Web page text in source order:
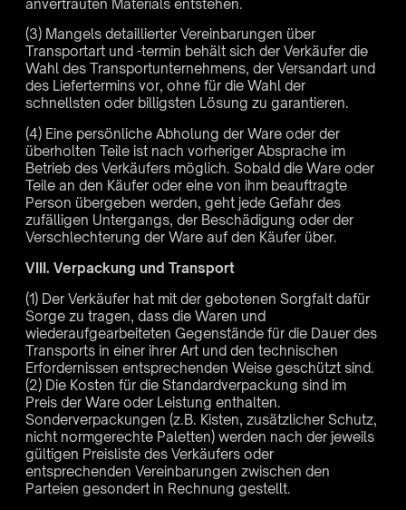
anvertrauten Materials entstehen.
(3) Mangels detaillierter Vereinbarungen über
Transportart und -termin behält sich der Verkäufer die
Wahl des Transportunternehmens, der Versandart und
des Liefertermins vor, ohne für die Wahl der
schnellsten oder billigsten Lösung zu garantieren.
(4) Eine persönliche Abholung der Ware oder der
überholten Teile ist nach vorheriger Absprache im
Betrieb des Verkäufers möglich. Sobald die Ware oder
Teile an den Käufer oder eine von ihm beauftragte
Person übergeben werden, geht jede Gefahr des
zufälligen Untergangs, der Beschädigung oder der
Verschlechterung der Ware auf den Käufer über.
VIII. Verpackung und Transport
(1) Der Verkäufer hat mit der gebotenen Sorgfalt dafür
Sorge zu tragen, dass die Waren und
wiederaufgearbeiteten Gegenstände für die Dauer des
Transports in einer ihrer Art und den technischen
Erfordernissen entsprechenden Weise geschützt sind.
(2) Die Kosten für die Standardverpackung sind im
Preis der Ware oder Leistung enthalten.
Sonderverpackungen (z.B. Kisten, zusätzlicher Schutz,
nicht normgerechte Paletten) werden nach der jeweils
gültigen Preisliste des Verkäufers oder
entsprechenden Vereinbarungen zwischen den
Parteien gesondert in Rechnung gestellt.